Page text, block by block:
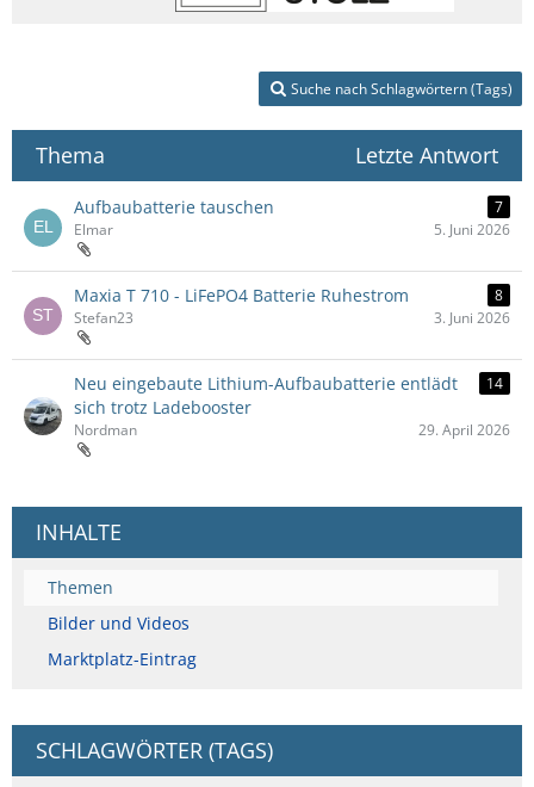
Suche nach Schlagwörtern (Tags)
Thema Letzte Antwort
Aufbaubatterie tauschen
7
Elmar
5. Juni 2026
Maxia T 710 - LiFePO4 Batterie Ruhestrom
8
Stefan23
3. Juni 2026
Neu eingebaute Lithium-Aufbaubatterie entlädt
sich trotz Ladebooster
14
Nordman 29. April 2026
INHALTE
Themen
Bilder und Videos
Marktplatz-Eintrag
SCHLAGWÖRTER (TAGS)